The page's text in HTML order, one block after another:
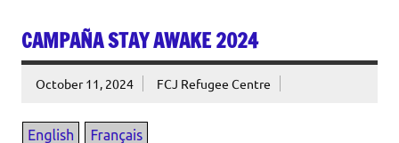
CAMPAÑA STAY AWAKE 2024
October 11, 2024 FCJ Refugee Centre